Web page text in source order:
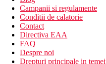
Descrierea plajei
Plaja cu nisip la 450
Sezlonguri si
Activitati sportive gratuite
sala de fitness
Campanii si regulamente
Conditii de calatorie
Contact
Directiva EAA
FAQ
Despre noi
Drepturi principale in